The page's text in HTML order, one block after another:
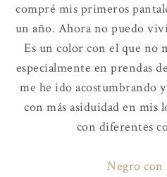
compré mis primeros
un año. Ahora no puedo
Es un color con el que no
especialmente en prendas
me he ido acostumbrando
con más asiduidad en mis
con diferentes
Negro con